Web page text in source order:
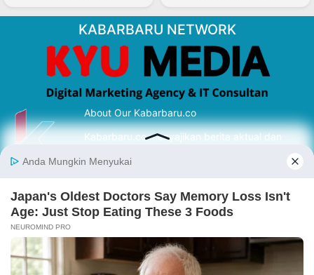
KABARBARU NETWORK
About Our Kabarbaru.co
Kabarbaru.co menyajikan berita aktual dan
serta terverifikasi dari sumber yang tepat.
Follow Kabarbaru